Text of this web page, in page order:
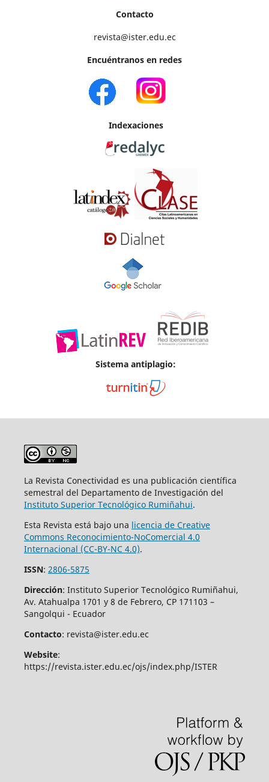
Contacto
revista@ister.edu.ec
Encuéntranos en redes
Indexaciones
Sistema antiplagio:
La Revista Conectividad es una publicación científica
semestral del Departamento de Investigación del
Instituto Superior Tecnológico Rumiñahui.
Esta Revista está bajo una licencia de Creative
Commons Reconocimiento-NoComercial 4.0
Internacional (CC-BY-NC 4.0).
ISSN: 2806-5875
Dirección: Instituto Superior Tecnológico Rumiñahui,
Av. Atahualpa 1701 y 8 de Febrero, CP 171103 –
Sangolqui - Ecuador
Contacto: revista@ister.edu.ec
Website:
https://revista.ister.edu.ec/ojs/index.php/ISTER